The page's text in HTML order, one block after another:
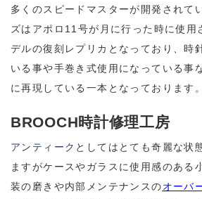
多くのスピードマスターが開発されて
ズはアポロ11号が月に行った時に使用
デルの復刻レプリカとなっており、時
いる事や手巻き式使用になっている事
に再現している一本となっております。
BROOCH時計修理工房
アンティーク としてはとても奇麗な状
ますがケースやガラスに使用感のある
装の磨きや内部メンテナンスのオーバ